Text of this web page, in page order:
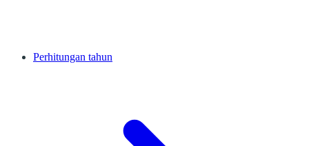
Perhitungan tahun